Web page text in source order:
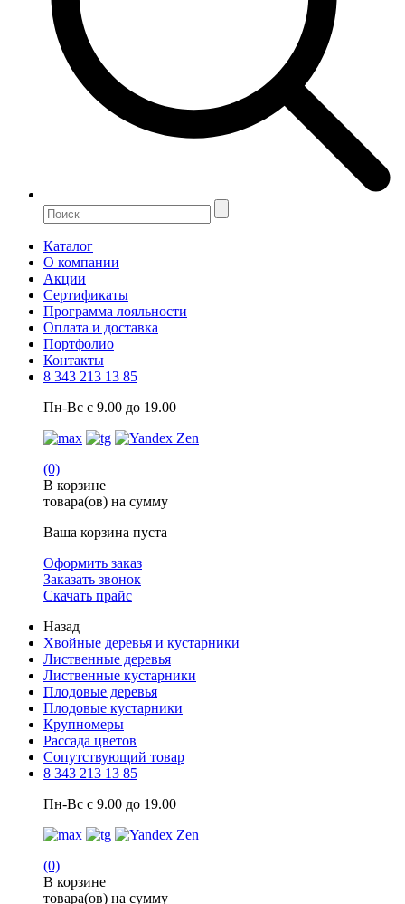
Каталог
О компании
Акции
Сертификаты
Программа лояльности
Оплата и доставка
Портфолио
Контакты
8 343 213 13 85
Пн-Вс с 9.00 до 19.00
(0)
В корзине
товара(ов) на сумму
Ваша корзина пуста
Оформить заказ
Заказать звонок
Скачать прайс
Назад
Хвойные деревья и кустарники
Лиственные деревья
Лиственные кустарники
Плодовые деревья
Плодовые кустарники
Крупномеры
Рассада цветов
Сопутствующий товар
8 343 213 13 85
Пн-Вс с 9.00 до 19.00
(0)
В корзине
товара(ов) на сумму